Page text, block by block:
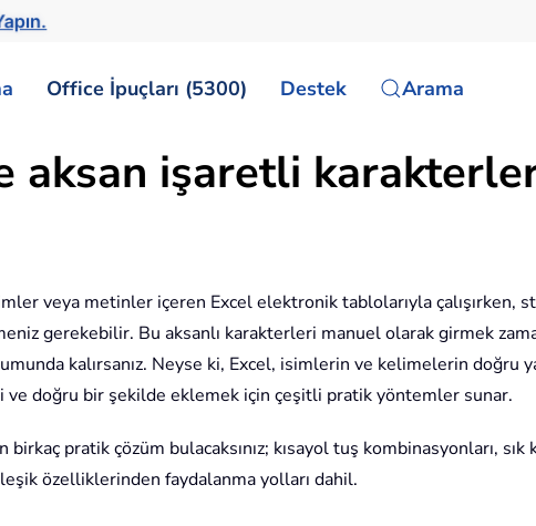
Office İpuçları (5300) Destek Arama
aksan işaretli
veya metinler içeren Excel elektronik tablolarıyla çalışırken,
gerekebilir. Bu aksanlı karakterleri manuel olarak girmek
kalırsanız. Neyse ki, Excel, isimlerin ve kelimelerin doğru
ve doğru bir şekilde eklemek için çeşitli pratik yöntemler sunar.
pratik çözüm bulacaksınız; kısayol tuş kombinasyonları,
özelliklerinden faydalanma yolları dahil.